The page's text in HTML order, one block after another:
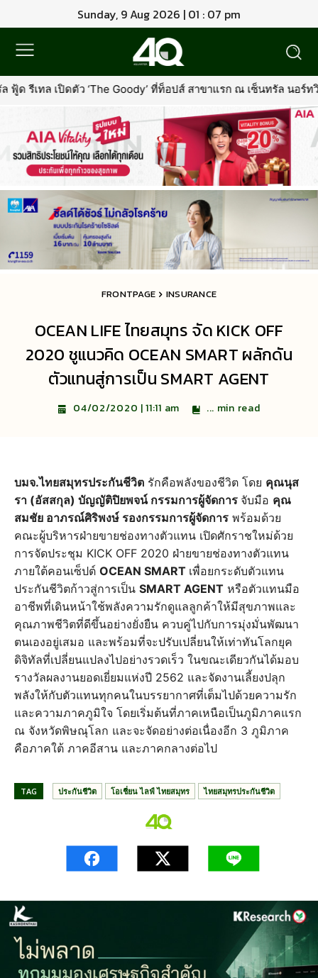
Sunday, 9 Aug 2026 | 01 : 07 pm
Goody’ ที่ท็อปส์ สาขาแรก ณ เซ็นทรัล นอร์ทวิลล์พร้อมรุกตลาด
FRONTPAGE INSURANCE
OCEAN LIFE ไทยสมุทร จัด KICK OFF
2020 ชูแนวคิด OCEAN SMART ผลักดัน
ตัวแทนสู่การเป็น SMART AGENT
04/02/2020 | 11:11 am ... min read
บมจ.ไทยสมุทรประกันชีวิต รักคือพลังของชีวิต โดย คุณนุส
รา (อัสสกุล) บัญญัติปิยพจน์ กรรมการผู้จัดการ จับมือ คุณ
สมชัย อาภรณ์ศิริพงษ์ รองกรรมการผู้จัดการ พร้อมด้วย
คณะผู้บริหารฝ่ายขายช่องทางตัวแทน เปิดศักราชใหม่ด้วย
การจัดประชุม KICK OFF 2020 ฝ่ายขายช่องทางตัวแทน
ภายใต้คอนเซ็ปต์ OCEAN SMART เพื่อยกระดับตัวแทน
ประกันชีวิตก้าวสู่การเป็น SMART AGENT หรือตัวแทนมือ
อาชีพที่เดินหน้าใช้พลังความรักดูแลลูกค้าให้มีสุขภาพและ
คุณภาพชีวิตที่ดีขึ้นอย่างยั่งยืน ควบคู่ไปกับการมุ่งมั่นพัฒนา
ตนเองอยู่เสมอ และพร้อมที่จะปรับเปลี่ยนให้เท่าทันโลกยุค
ดิจิทัลที่เปลี่ยนแปลงไปอย่างรวดเร็ว ในขณะเดียวกันได้มอบ
รางวัลผลงานยอดเยี่ยมแห่งปี 2562 และจัดงานเลี้ยงปลุก
พลังให้กับตัวแทนทุกคนในบรรยากาศที่เต็มไปด้วยความรัก
และความภาคภูมิใจ โดยเริ่มต้นที่ภาคเหนือเป็นภูมิภาคแรก
ณ จังหวัดพิษณุโลก และจะจัดอย่างต่อเนื่องอีก 3 ภูมิภาค
คือภาคใต้ ภาคอีสาน และภาคกลางต่อไป
TAG ประกันชีวิต โอเชี่ยน ไลฟ์ ไทยสมุทร ไทยสมุทรประกันชีวิต